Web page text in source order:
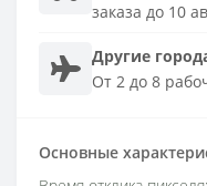
заказа до 10
Другие
От 2 до 8
Основные